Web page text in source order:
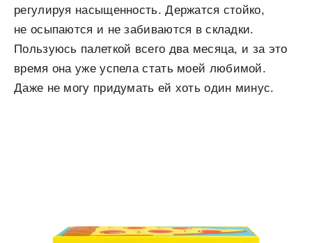
регулируя насыщенность. Держатся стойко,
не осыпаются и не забиваются в складки.
Пользуюсь палеткой всего два месяца, и за это
время она уже успела стать моей любимой.
Даже не могу придумать ей хоть один минус.